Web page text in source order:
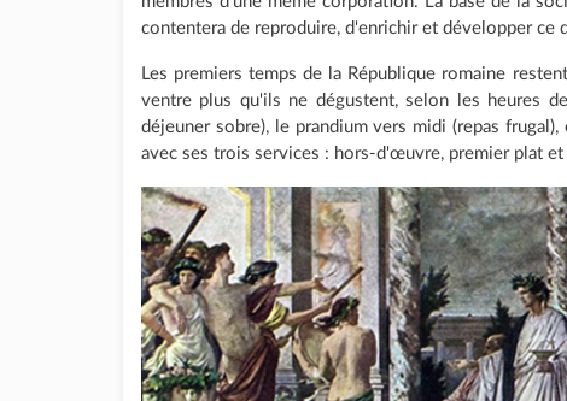
contentera de reproduire, d'enrichir et développer ce
Les premiers temps de la République romaine
ventre plus qu'ils ne dégustent, selon les heures
déjeuner sobre), le prandium vers midi (repas
avec ses trois services : hors-d'œuvre, premier plat et